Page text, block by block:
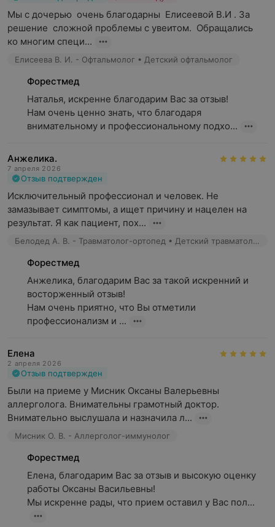
Мы с дочерью  очень благодарны  Елисеевой В.И . За
решение  сложной проблемы с увеитом.  Обращались
ко многим специ...
Елисеева В. И. - Офтальмолог • Детский офтальмолог
Форестмед
Наталья, искренне благодарим Вас за отзыв!
Нам очень ценно знать, что благодаря
внимательному и профессиональному подхо...
Анжелика.
7 апреля 2026
Отзыв подтвержден
Исключительный профессионал и человек. Не
замазывает симптомы, а ищет причину и нацелен на
результат. Я как пациент, пох...
Белодед А. В. - Травматолог-ортопед • Детский травматолог-ортопед
Форестмед
Анжелика, благодарим Вас за такой искренний и
восторженный отзыв!
Нам очень приятно, что Вы отметили
профессионализм и ...
Елена
2 апреля 2026
Отзыв подтвержден
Были на приеме у Мисник Оксаны Валерьевны
аллерголога. Внимательны грамотный доктор.
Внимательно выслушала и назначила л...
Мисник О. В. - Аллерголог-иммунолог
Форестмед
Елена, благодарим Вас за отзыв и высокую оценку
работы Оксаны Васильевны!
Мы искренне рады, что прием оставил у Вас пол...